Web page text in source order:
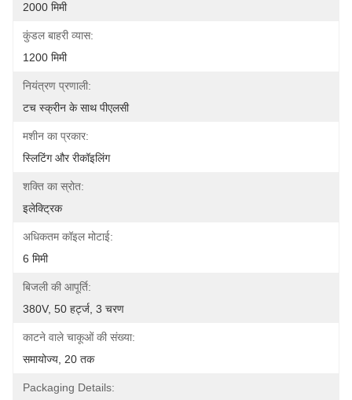
2000 मिमी
कुंडल बाहरी व्यास:
1200 मिमी
नियंत्रण प्रणाली:
टच स्क्रीन के साथ पीएलसी
मशीन का प्रकार:
स्लिटिंग और रीकॉइलिंग
शक्ति का स्रोत:
इलेक्ट्रिक
अधिकतम कॉइल मोटाई:
6 मिमी
बिजली की आपूर्ति:
380V, 50 हर्ट्ज, 3 चरण
काटने वाले चाकूओं की संख्या:
समायोज्य, 20 तक
Packaging Details: